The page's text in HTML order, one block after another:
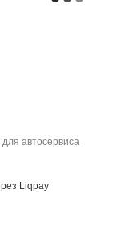
автосервиса